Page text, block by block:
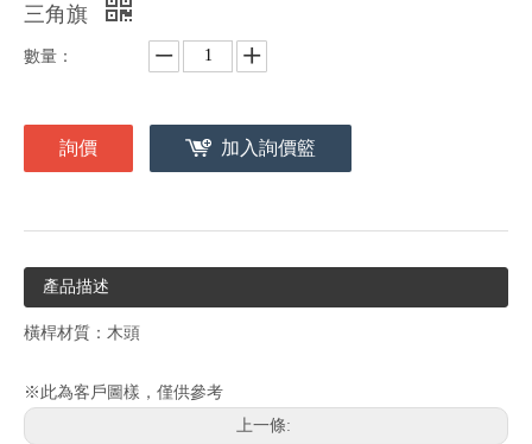
三角旗
數量：
詢價 加入詢價籃
產品描述
橫桿材質：木頭
※此為客戶圖樣，僅供參考
上一條: